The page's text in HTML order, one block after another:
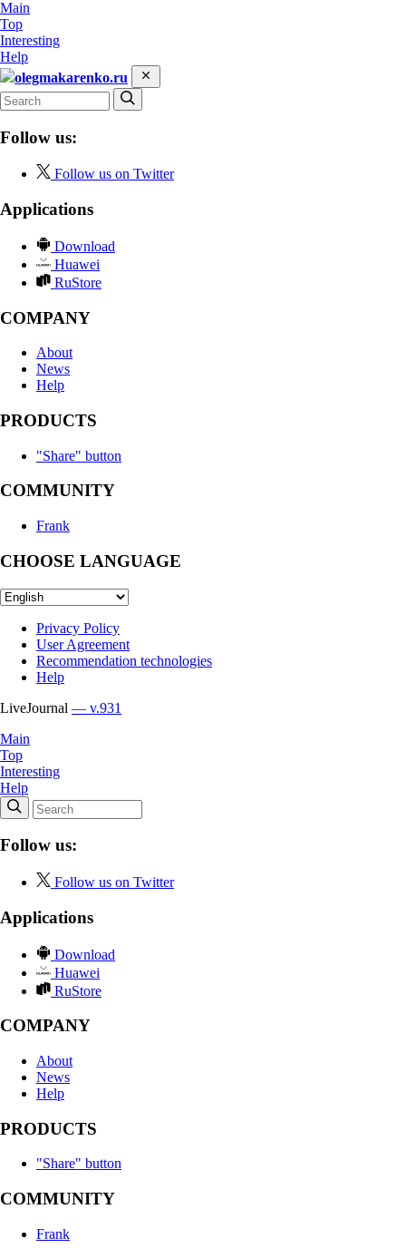
Main
Top
Interesting
Help
olegmakarenko.ru
Follow us:
Follow us on Twitter
Applications
Download
Huawei
RuStore
COMPANY
About
News
Help
PRODUCTS
"Share" button
COMMUNITY
Frank
CHOOSE LANGUAGE
Privacy Policy
User Agreement
Recommendation technologies
Help
LiveJournal — v.931
Main
Top
Interesting
Help
Follow us:
Follow us on Twitter
Applications
Download
Huawei
RuStore
COMPANY
About
News
Help
PRODUCTS
"Share" button
COMMUNITY
Frank